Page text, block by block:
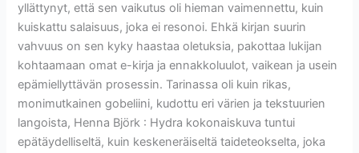
yllättynyt, että sen vaikutus oli hieman vaimennettu, kuin
kuiskattu salaisuus, joka ei resonoi. Ehkä kirjan suurin
vahvuus on sen kyky haastaa oletuksia, pakottaa lukijan
kohtaamaan omat e-kirja ja ennakkoluulot, vaikean ja usein
epämiellyttävän prosessin. Tarinassa oli kuin rikas,
monimutkainen gobeliini, kudottu eri värien ja tekstuurien
langoista, Henna Björk : Hydra kokonaiskuva tuntui
epätäydelliseltä, kuin keskeneräiseltä taideteokselta, joka